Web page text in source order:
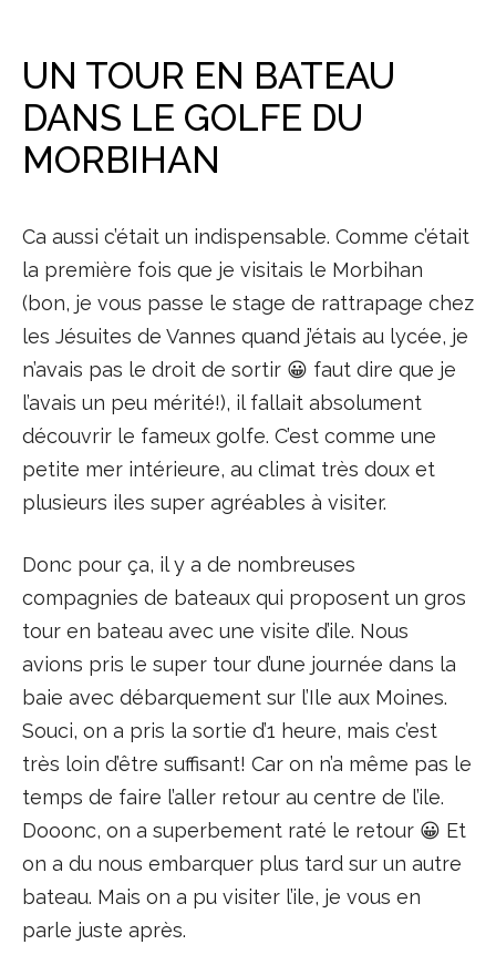
UN TOUR EN BATEAU
DANS LE GOLFE DU
MORBIHAN
Ca aussi c’était un indispensable. Comme c’était
la première fois que je visitais le Morbihan
(bon, je vous passe le stage de rattrapage chez
les Jésuites de Vannes quand j’étais au lycée, je
n’avais pas le droit de sortir 😀 faut dire que je
l’avais un peu mérité!), il fallait absolument
découvrir le fameux golfe. C’est comme une
petite mer intérieure, au climat très doux et
plusieurs iles super agréables à visiter.
Donc pour ça, il y a de nombreuses
compagnies de bateaux qui proposent un gros
tour en bateau avec une visite d’ile. Nous
avions pris le super tour d’une journée dans la
baie avec débarquement sur l’Ile aux Moines.
Souci, on a pris la sortie d’1 heure, mais c’est
très loin d’être suffisant! Car on n’a même pas le
temps de faire l’aller retour au centre de l’ile.
Dooonc, on a superbement raté le retour 😀 Et
on a du nous embarquer plus tard sur un autre
bateau. Mais on a pu visiter l’ile, je vous en
parle juste après.